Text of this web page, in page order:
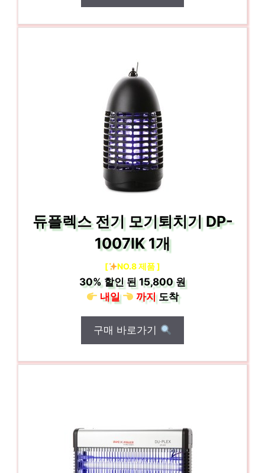
듀플렉스 전기 모기퇴치기 DP-
1007IK 1개
[ NO.8 제품 ]
30%할인 된15,800 원
내일
까지도착
구매 바로가기